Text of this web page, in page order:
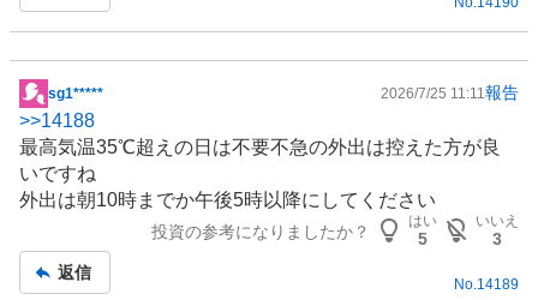
掲
示
板
記
事
sg1***** 2026/7/25 11:11 報告
>>14188
最高気温35℃超えの日は不要不急の外出は控えた方が良
いですね
外出は朝10時までか午後5時以降にしてください
投資の参考になりましたか？
はい
5
いいえ
3
返信
No.14189